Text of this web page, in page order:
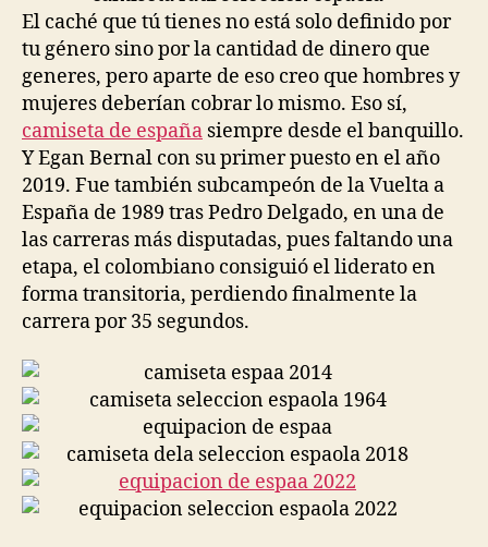
El caché que tú tienes no está solo definido por
tu género sino por la cantidad de dinero que
generes, pero aparte de eso creo que hombres y
mujeres deberían cobrar lo mismo. Eso sí,
camiseta de españa siempre desde el banquillo.
Y Egan Bernal con su primer puesto en el año
2019. Fue también subcampeón de la Vuelta a
España de 1989 tras Pedro Delgado, en una de
las carreras más disputadas, pues faltando una
etapa, el colombiano consiguió el liderato en
forma transitoria, perdiendo finalmente la
carrera por 35 segundos.